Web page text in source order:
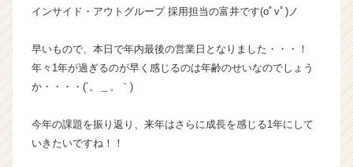
ー・
長
業
か
ス
インサイド・アウトグループ 採用担当の富井です(oﾟvﾟ)ノ
早いもので、本日で年内最後の営業日となりました・・・！
年々1年が過ぎるのが早く感じるのは年齢のせいなのでしょう
か・・・・(´。＿。｀)
今年の課題を振り返り、来年はさらに成長を感じる1年にして
いきたいですね！！